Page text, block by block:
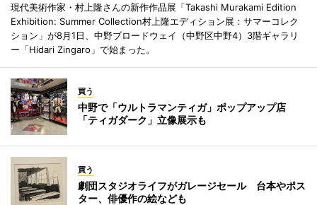
現代美術作家・村上隆さんの新作作品展「Takashi Murakami Edition
Exhibition: Summer Collection村上隆エディション展：サマーコレク
ション」が8月1日、中野ブロードウェイ（中野区中野4）3階ギャラリ
ー「Hidari Zingaro」で始まった。
買う
中野で「ウルトラマンティガ」ポップアップ店
「ティガダーク」立像展示も
買う
劇団スタジオライフがガレージセール 台本やポス
ター、俳優作の絵なども